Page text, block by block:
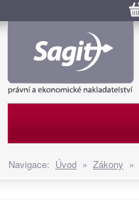
Navigace: Úvod » Zákony »